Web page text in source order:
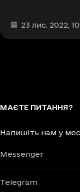
Дата та час
23 лис. 2022,
МАЄТЕ ПИТАННЯ?
Напишіть нам у
Messenger
Telegram